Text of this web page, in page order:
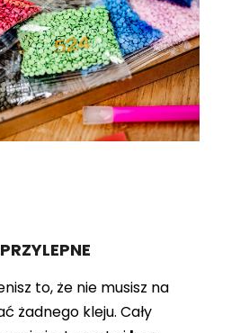
to, że nie musisz na
żadnego kleju. Cały